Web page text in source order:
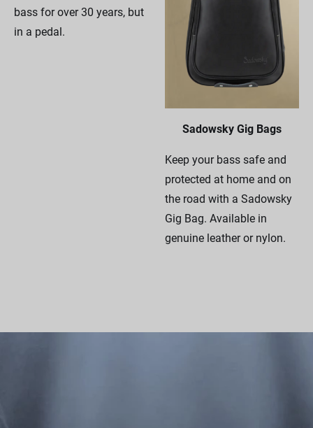
bass for over 30 years, but
in a pedal.
Sadowsky Gig Bags
Keep your bass safe and
protected at home and on
the road with a Sadowsky
Gig Bag. Available in
genuine leather or nylon.